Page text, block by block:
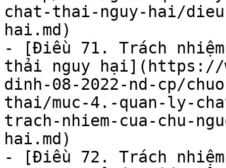
chat-thai-nguy-hai/
hai.md)
- [Điều 71. Trách
thải nguy hại](https://
dinh-08-2022-nd-cp/
thai/muc-4.-quan-ly-
trach-nhiem-cua-chu-
hai.md)
- [Điều 72. Trách